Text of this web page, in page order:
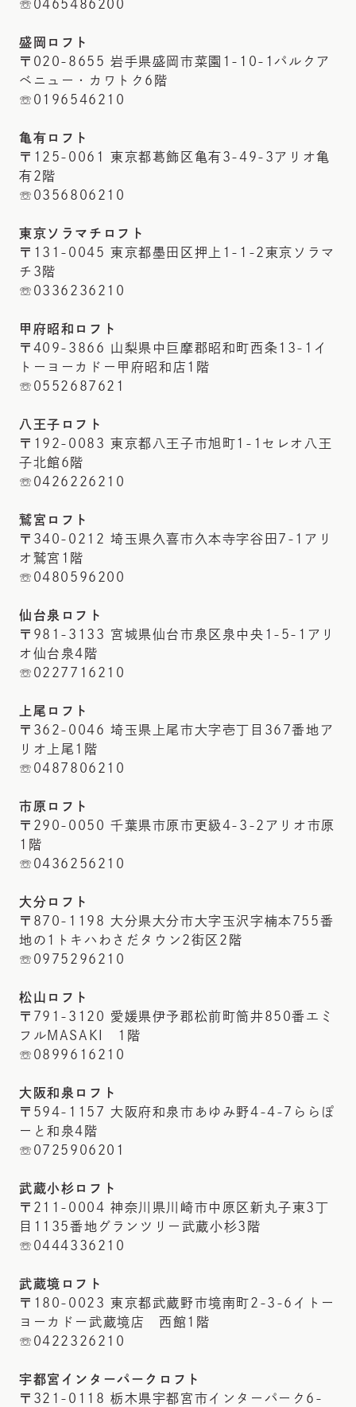
☏0465486200
盛岡ロフト
〒020-8655 岩手県盛岡市菜園1-10-1パルクア
ベニュー・カワトク6階
☏0196546210
亀有ロフト
〒125-0061 東京都葛飾区亀有3-49-3アリオ亀
有2階
☏0356806210
東京ソラマチロフト
〒131-0045 東京都墨田区押上1-1-2東京ソラマ
チ3階
☏0336236210
甲府昭和ロフト
〒409-3866 山梨県中巨摩郡昭和町西条13-1イ
トーヨーカドー甲府昭和店1階
☏0552687621
八王子ロフト
〒192-0083 東京都八王子市旭町1-1セレオ八王
子北館6階
☏0426226210
鷲宮ロフト
〒340-0212 埼玉県久喜市久本寺字谷田7-1アリ
オ鷲宮1階
☏0480596200
仙台泉ロフト
〒981-3133 宮城県仙台市泉区泉中央1-5-1アリ
オ仙台泉4階
☏0227716210
上尾ロフト
〒362-0046 埼玉県上尾市大字壱丁目367番地ア
リオ上尾1階
☏0487806210
市原ロフト
〒290-0050 千葉県市原市更級4-3-2アリオ市原
1階
☏0436256210
大分ロフト
〒870-1198 大分県大分市大字玉沢字楠本755番
地の1トキハわさだタウン2街区2階
☏0975296210
松山ロフト
〒791-3120 愛媛県伊予郡松前町筒井850番エミ
フルMASAKI 1階
☏0899616210
大阪和泉ロフト
〒594-1157 大阪府和泉市あゆみ野4-4-7ららぽ
ーと和泉4階
☏0725906201
武蔵小杉ロフト
〒211-0004 神奈川県川崎市中原区新丸子東3丁
目1135番地グランツリー武蔵小杉3階
☏0444336210
武蔵境ロフト
〒180-0023 東京都武蔵野市境南町2-3-6イトー
ヨーカドー武蔵境店 西館1階
☏0422326210
宇都宮インターパークロフト
〒321-0118 栃木県宇都宮市インターパーク6-